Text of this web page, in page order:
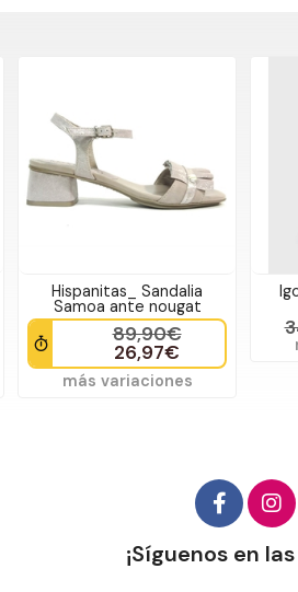
Hispanitas_ Sandalia
Samoa ante nougat
89,90€
26,97€
más variaciones
¡Síguenos en